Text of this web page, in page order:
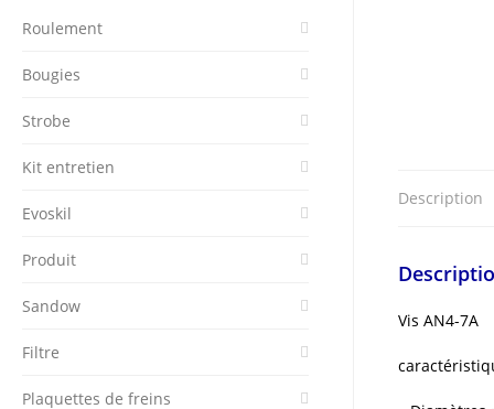
Description
Vis AN4-7A
Roulement
Bougies
Strobe
Kit entretien
Evoskil
Produit
Sandow
Filtre
Plaquettes de freins